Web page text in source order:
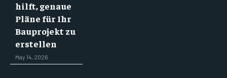
hilft, genaue
Pläne für Ihr
Bauprojekt zu
erstellen
May 14, 2026